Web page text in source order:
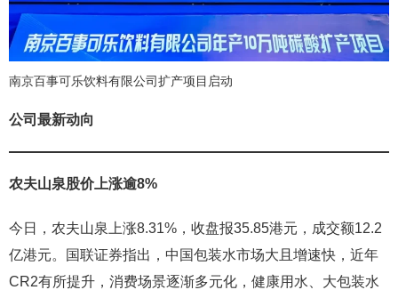
南京百事可乐饮料有限公司扩产项目启动
公司最新动向
农夫山泉股价上涨逾8%
今日，农夫山泉上涨8.31%，收盘报35.85港元，成交额12.2
亿港元。国联证券指出，中国包装水市场大且增速快，近年
CR2有所提升，消费场景逐渐多元化，健康用水、大包装水